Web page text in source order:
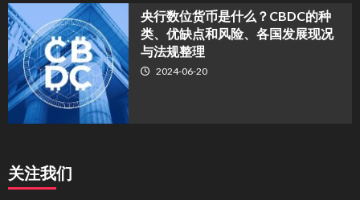
央行数位货币是什么？CBDC的种
类、优缺点和风险、各国发展现况
与法规整理
2024-06-20
关注我们